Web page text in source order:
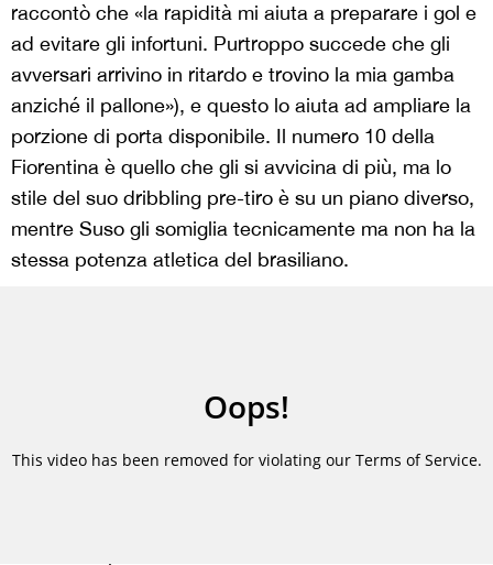
raccontò che «la rapidità mi aiuta a preparare i gol e
ad evitare gli infortuni. Purtroppo succede che gli
avversari arrivino in ritardo e trovino la mia gamba
anziché il pallone»), e questo lo aiuta ad ampliare la
porzione di porta disponibile. Il numero 10 della
Fiorentina è quello che gli si avvicina di più, ma lo
stile del suo dribbling pre-tiro è su un piano diverso,
mentre Suso gli somiglia tecnicamente ma non ha la
stessa potenza atletica del brasiliano.